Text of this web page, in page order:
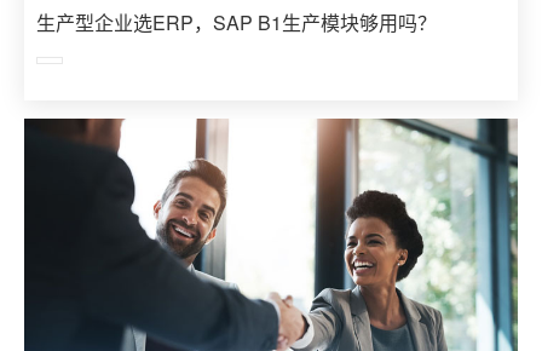
生产型企业选ERP，SAP B1生产模块够用吗？